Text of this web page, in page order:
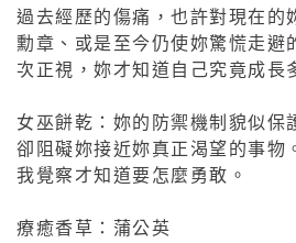
過去經歷的傷痛，也許對現在的
勳章、或是至今仍使妳驚慌走避
次正視，妳才知道自己究竟成長
女巫餅乾：妳的防禦機制貌似保
卻阻礙妳接近妳真正渴望的事物
我覺察才知道要怎麼勇敢。
療癒香草：蒲公英